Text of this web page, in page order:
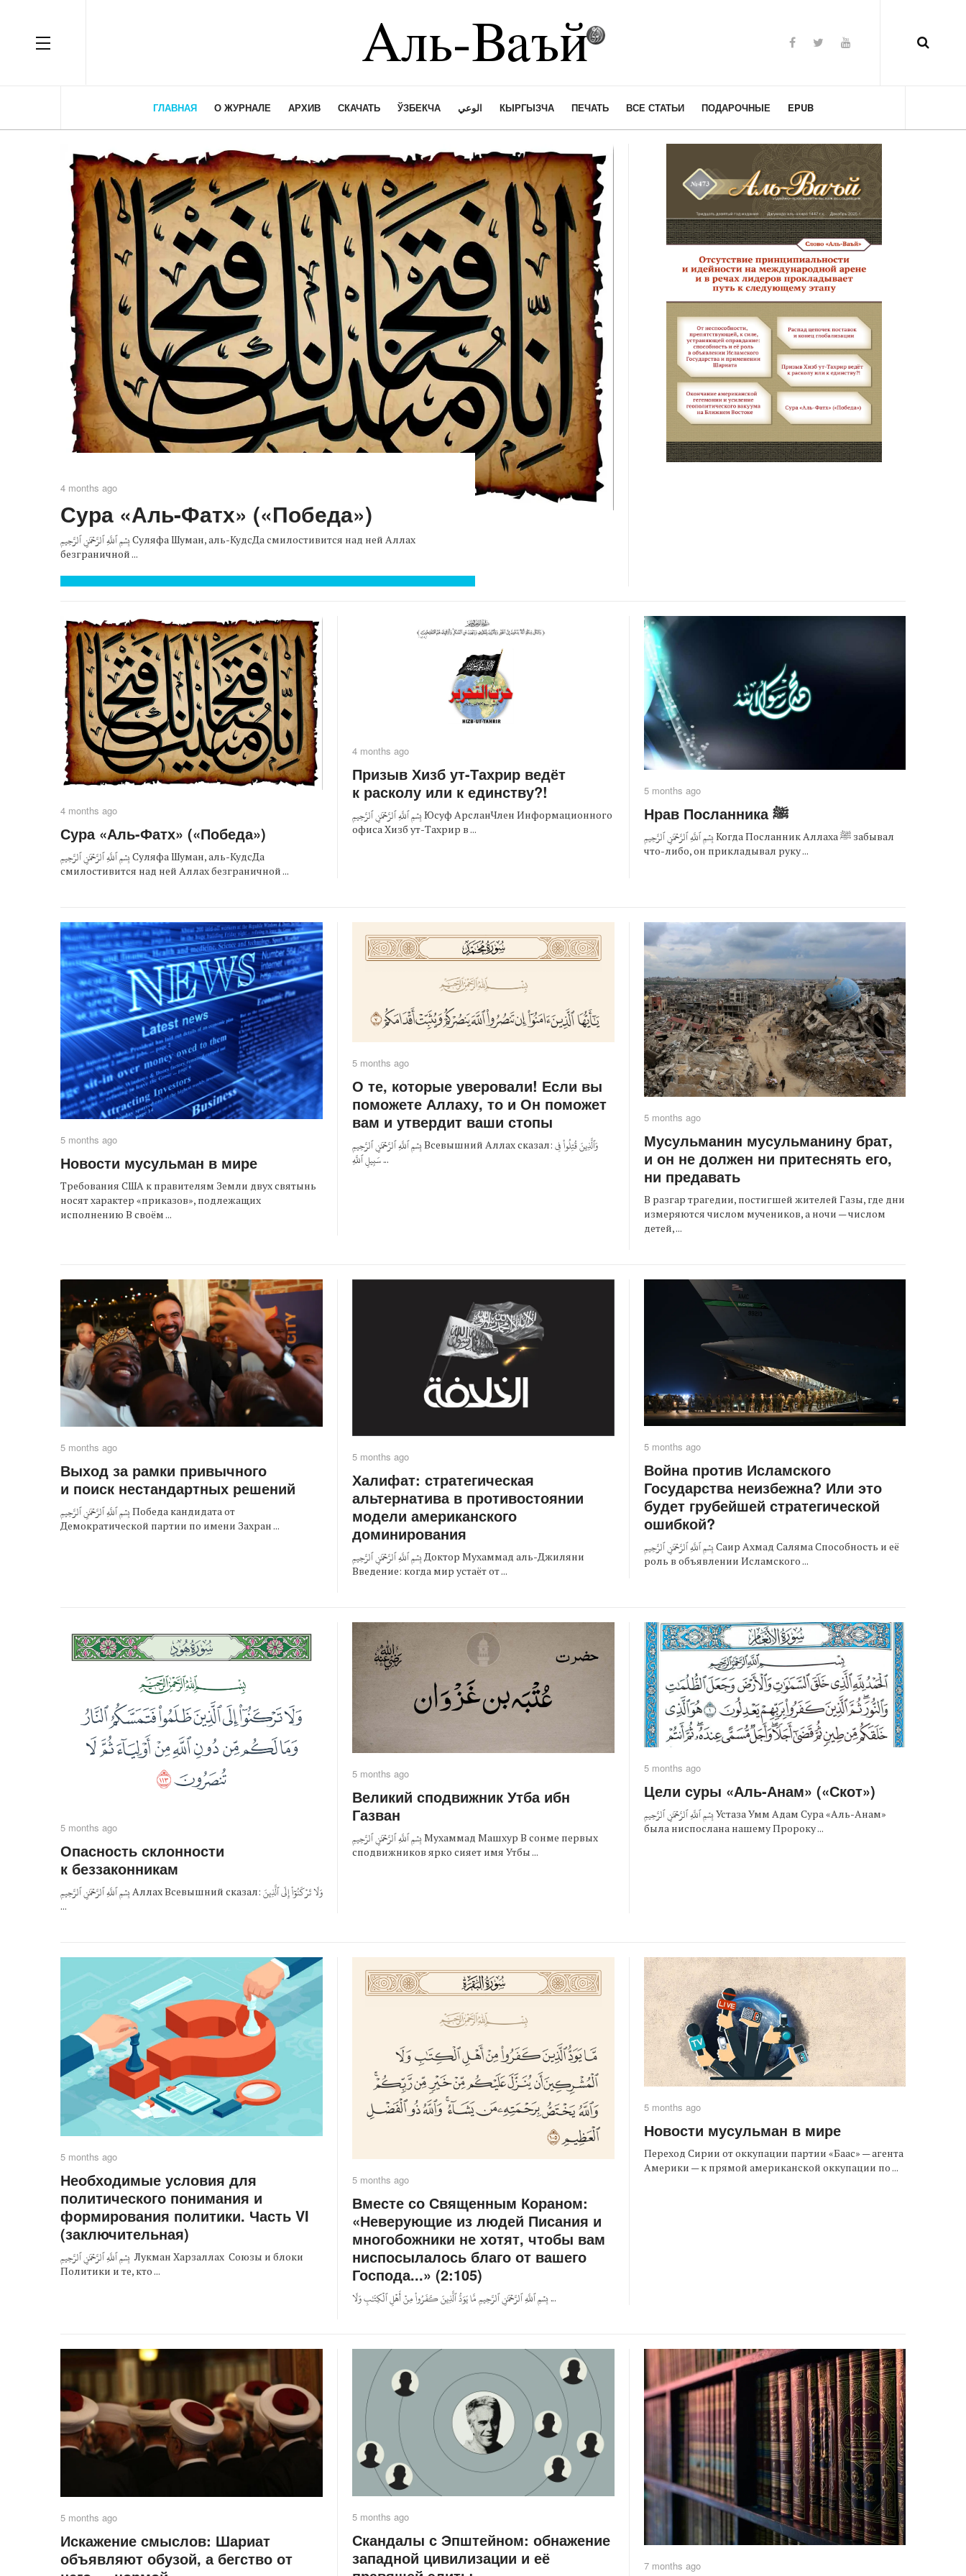
OFF CANVAS
ГЛАВНАЯ О ЖУРНАЛЕ АРХИВ СКАЧАТЬ ЎЗБЕКЧА الوعي КЫРГЫЗЧА ПЕЧАТЬ ВСЕ СТАТЬИ ПОДАРОЧНЫЕ EPUB
4 months ago
Сура «Аль-Фатх» («Победа»)
بِسۡمِ ٱللَّهِ ٱلرَّحۡمَٰنِ ٱلرَّحِيمِ Суляфа Шуман, аль-КудсДа смилостивится над ней Аллах
безграничной ...
4 months ago
Сура «Аль-Фатх» («Победа»)
بِسۡمِ ٱللَّهِ ٱلرَّحۡمَٰنِ ٱلرَّحِيمِ Суляфа Шуман, аль-КудсДа
смилостивится над ней Аллах безграничной ...
4 months ago
Призыв Хизб ут-Тахрир ведёт
к расколу или к единству?!
بِسۡمِ ٱللَّهِ ٱلرَّحۡمَٰنِ ٱلرَّحِيمِ Юсуф АрсланЧлен Информационного
офиса Хизб ут-Тахрир в ...
5 months ago
Нрав Посланника ﷺ
بِسۡمِ ٱللَّهِ ٱلرَّحۡمَٰنِ ٱلرَّحِيمِ Когда Посланник Аллаха ﷺ забывал
что-либо, он прикладывал руку ...
5 months ago
Новости мусульман в мире
Требования США к правителям Земли двух святынь
носят характер «приказов», подлежащих
исполнению В своём ...
5 months ago
О те, которые уверовали! Если вы
поможете Аллаху, то и Он поможет
вам и утвердит ваши стопы
بِسۡمِ ٱللَّهِ ٱلرَّحۡمَٰنِ ٱلرَّحِيمِ Всевышний Аллах сказал: وَٱلَّذِينَ قُتِلُواْ فِي
سَبِيلِ ٱللَّهِ ...
5 months ago
Мусульманин мусульманину брат,
и он не должен ни притеснять его,
ни предавать
В разгар трагедии, постигшей жителей Газы, где дни
измеряются числом мучеников, а ночи — числом
детей, ...
5 months ago
Выход за рамки привычного
и поиск нестандартных решений
بِسۡمِ ٱللَّهِ ٱلرَّحۡمَٰنِ ٱلرَّحِيمِ Победа кандидата от
Демократической партии по имени Захран ...
5 months ago
Халифат: стратегическая
альтернатива в противостоянии
модели американского
доминирования
بِسۡمِ ٱللَّهِ ٱلرَّحۡمَٰنِ ٱلرَّحِيمِ Доктор Мухаммад аль-Джиляни
Введение: когда мир устаёт от ...
5 months ago
Война против Исламского
Государства неизбежна? Или это
будет грубейшей стратегической
ошибкой?
بِسۡمِ ٱللَّهِ ٱلرَّحۡمَٰنِ ٱلرَّحِيمِ Саир Ахмад Саляма Способность и её
роль в объявлении Исламского ...
5 months ago
Опасность склонности
к беззаконникам
بِسۡمِ ٱللَّهِ ٱلرَّحۡمَٰنِ ٱلرَّحِيمِ Аллах Всевышний сказал: وَلَا تَرۡكَنُوٓاْ إِلَى ٱلَّذِينَ
...
5 months ago
Великий сподвижник Утба ибн
Газван
بِسۡمِ ٱللَّهِ ٱلرَّحۡمَٰنِ ٱلرَّحِيمِ Мухаммад Машхур В сонме первых
сподвижников ярко сияет имя Утбы ...
5 months ago
Цели суры «Аль-Анам» («Скот»)
بِسۡمِ ٱللَّهِ ٱلرَّحۡمَٰنِ ٱلرَّحِيمِ Устаза Умм Адам Сура «Аль-Анам»
была ниспослана нашему Пророку ...
5 months ago
Необходимые условия для
политического понимания и
формирования политики. Часть VI
(заключительная)
بِسۡمِ ٱللَّهِ ٱلرَّحۡمَٰنِ ٱلرَّحِيمِ Лукман Харзаллах Союзы и блоки
Политики и те, кто ...
5 months ago
Вместе со Священным Кораном:
«Неверующие из людей Писания и
многобожники не хотят, чтобы вам
ниспосылалось благо от вашего
Господа...» (2:105)
بِسۡمِ ٱللَّهِ ٱلرَّحۡمَٰنِ ٱلرَّحِيمِ مَّا يَوَدُّ ٱلَّذِينَ كَفَرُواْ مِنۡ أَهۡلِ ٱلۡكِتَٰبِ وَلَا ...
5 months ago
Новости мусульман в мире
Переход Сирии от оккупации партии «Баас» — агента
Америки — к прямой американской оккупации по ...
5 months ago
Искажение смыслов: Шариат
объявляют обузой, а бегство от
5 months ago
Скандалы с Эпштейном: обнажение
западной цивилизации и её
7 months ago